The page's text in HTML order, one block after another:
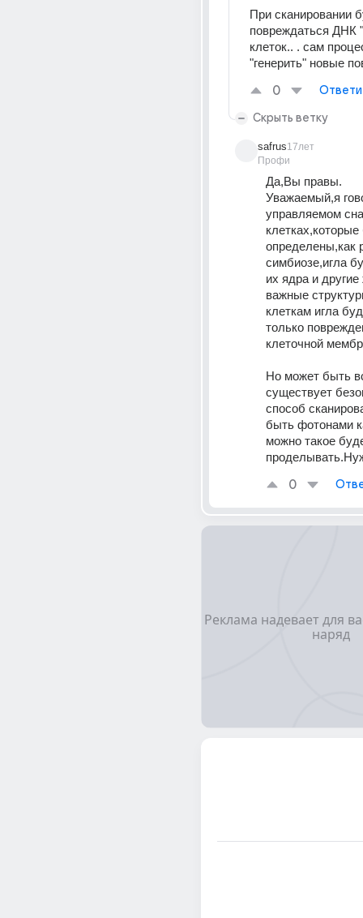
При сканировании
повреждаться ДНК
клеток.. . сам
"генерить" новые
0
Скрыть ветку
safrus
Профи
17лет
Да,Вы правы.
Уважаемый,я
управляемом
клетках,которые
определены,как
симбиозе,игла
их ядра и
важные
клеткам игла
только
клеточной
Но может быть
существует
способ
быть фотонами
можно такое
0